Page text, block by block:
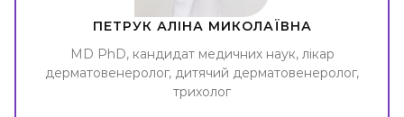
ПЕТРУК АЛІНА МИКОЛАЇВНА
MD PhD, кандидат медичних наук, лікар
дерматовенеролог, дитячий дерматовенеролог,
трихолог